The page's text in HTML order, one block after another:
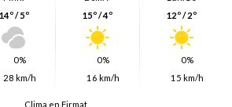
14º / 5º
0%
28 km/h
15º / 4º
0%
16 km/h
12º / 2º
0%
15 km/h
Clima en Firmat